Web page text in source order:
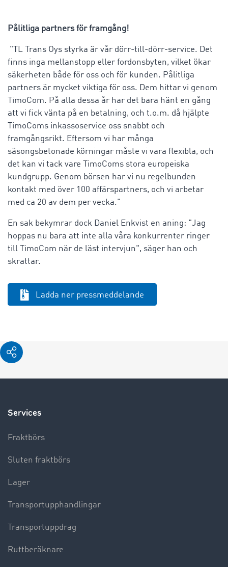
Pålitliga partners för framgång!
"TL Trans Oys styrka är vår dörr-till-dörr-service. Det
finns inga mellanstopp eller fordonsbyten, vilket ökar
säkerheten både för oss och för kunden. Pålitliga
partners är mycket viktiga för oss. Dem hittar vi genom
TimoCom. På alla dessa år har det bara hänt en gång
att vi fick vänta på en betalning, och t.o.m. då hjälpte
TimoComs inkassoservice oss snabbt och
framgångsrikt. Eftersom vi har många
säsongsbetonade körningar måste vi vara flexibla, och
det kan vi tack vare TimoComs stora europeiska
kundgrupp. Genom börsen har vi nu regelbunden
kontakt med över 100 affärspartners, och vi arbetar
med ca 20 av dem per vecka."
En sak bekymrar dock Daniel Enkvist en aning: "Jag
hoppas nu bara att inte alla våra konkurrenter ringer
till TimoCom när de läst intervjun", säger han och
skrattar.
Ladda ner pressmeddelande
Services
Fraktbörs
Sluten fraktbörs
Lager
Transportupphandlingar
Transportuppdrag
Ruttberäknare